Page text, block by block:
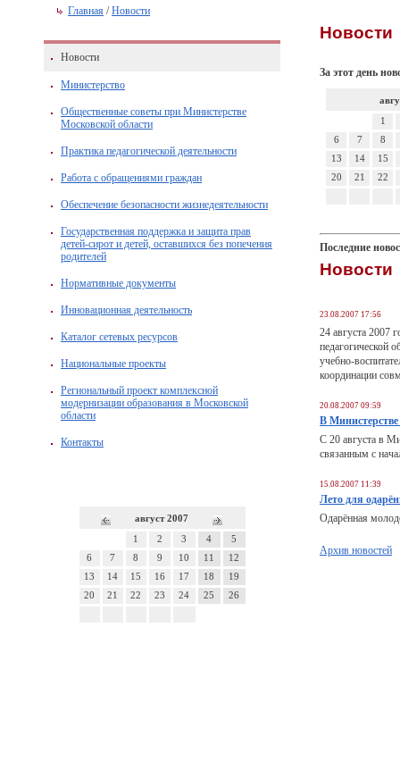
Главная /Новости
Новости
Министерство
Общественные советы при Министерстве
Московской области
Практика педагогической деятельности
Работа с обращениями граждан
Обеспечение безопасности жизнедеятельности
Государственная поддержка и защита прав
детей-сирот и детей, оставшихся без попечения
родителей
Нормативные документы
Инновационная деятельность
Каталог сетевых ресурсов
Национальные проекты
Региональный проект комплексной
модернизации образования в Московской
области
Контакты
август 2007
1 2 3 4
5
6
7 8 9 10 11
12
13
14 15 16 17 18
19
20
21 22 23 24 25 26
Новости
За этот день
1
6
7
8
13
14
15
20
21 22
Последние
Новости
23.08.2007 17:56
24 августа 2007
педагогической
учебно-
координации
20.08.2007 09:59
В Министерстве
С 20 августа в
связанным с
15.08.2007 11:39
Лето для
Одарённая
Архив новостей